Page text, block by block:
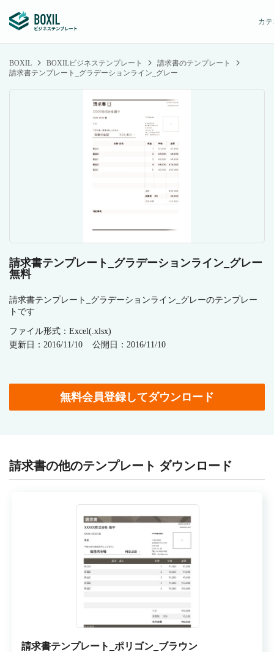
カ
BOXIL BOXILビジネステンプレート
請求書のテンプレート
請求書テンプレート_グラデーションライン_グレー
請求書テンプレート_グラデーションライン_グレー
無料
請求書テンプレート_グラデーションライン_グレーのテンプレー
トです
ファイル形式：Excel(.xlsx)
更新日：2016/11/10
公開日：2016/11/10
無料会員登録してダウンロード
請求書の他のテンプレート ダウンロード
請求書テンプレート_ポリゴン_ブラウン